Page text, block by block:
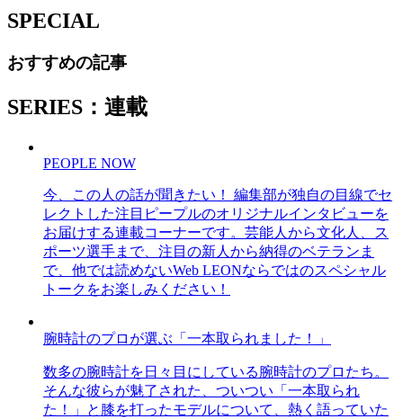
SPECIAL
おすすめの記事
SERIES：連載
PEOPLE NOW
今、この人の話が聞きたい！ 編集部が独自の目線でセ
レクトした注目ピープルのオリジナルインタビューを
お届けする連載コーナーです。芸能人から文化人、ス
ポーツ選手まで、注目の新人から納得のベテランま
で、他では読めないWeb LEONならではのスペシャル
トークをお楽しみください！
腕時計のプロが選ぶ「一本取られました！」
数多の腕時計を日々目にしている腕時計のプロたち。
そんな彼らが魅了された、ついつい「一本取られ
た！」と膝を打ったモデルについて、熱く語っていた